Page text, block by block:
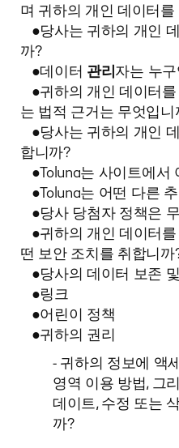
며 귀하의 개인 데이터
●당사는 귀하의 개인
까?
●데이터 관리자는 누
●귀하의 개인 데이터
는 법적 근거는 무엇입니
●당사는 귀하의 개인
합니까?
●Toluna는 사이트에서
●Toluna는 어떤 다른
●당사 당첨자 정책은
●귀하의 개인 데이터
떤 보안 조치를 취합니까
●당사의 데이터 보존
●링크
●어린이 정책
●귀하의 권리
- 귀하의 정보에 액
영역 이용 방법, 그
데이트, 수정 또는
까?